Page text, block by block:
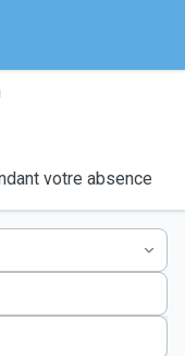
votre absence